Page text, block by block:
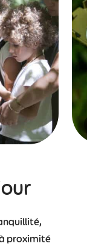
proximité